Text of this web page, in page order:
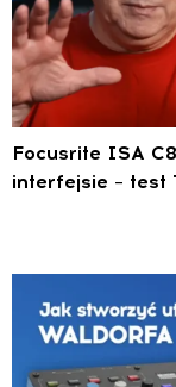
Focusrite ISA
interfejsie – test